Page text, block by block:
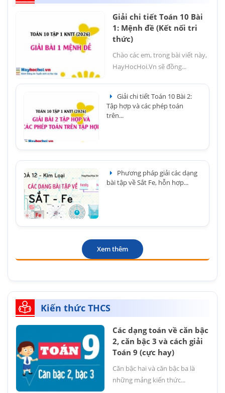
Giải chi tiết Toán 10 Bài
1: Mệnh đề (Kết nối tri
thức)
Chào các em, trong bài viết này,
HayHocHoi.Vn sẽ đồng...
Giải chi tiết Toán 10 Bài 2:
Tập hợp và các phép toán
trên...
Phương pháp giải các dạng
bài tập về Sắt Fe, hỗn hợp...
Xem thêm
Kiến thức THCS
Các dạng toán về căn bậc
2, căn bậc 3 và cách giải
Toán 9 (cực hay)
Căn bậc hai và căn bậc ba là
những mảng kiến thức...